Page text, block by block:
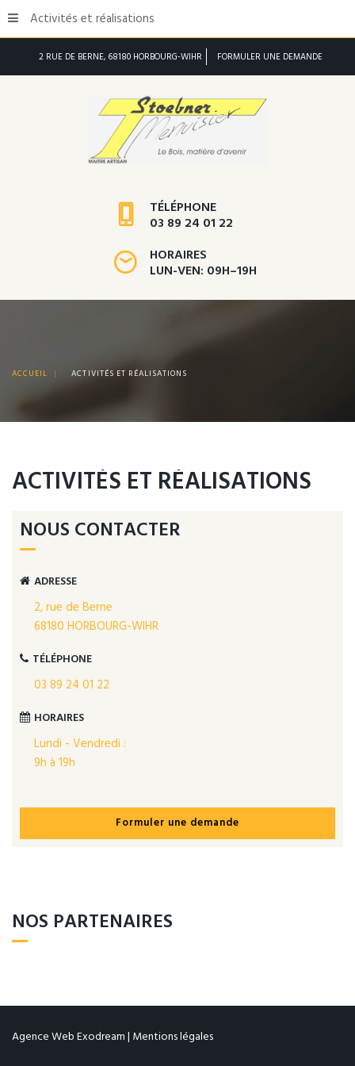
2 RUE DE BERNE, 68180 HORBOURG-WIHR FORMULER UNE DEMANDE
TÉLÉPHONE
03 89 24 01 22
HORAIRES
LUN-VEN: 09H–19H
Activités et réalisations
ACCUEIL | ACTIVITÉS ET RÉALISATIONS
ACTIVITÉS ET RÉALISATIONS
NOUS CONTACTER
ADRESSE
2, rue de Berne
68180 HORBOURG-WIHR
TÉLÉPHONE
03 89 24 01 22
HORAIRES
Lundi - Vendredi :
9h à 19h
Formuler une demande
NOS PARTENAIRES
Agence Web Exodream| Mentions légales